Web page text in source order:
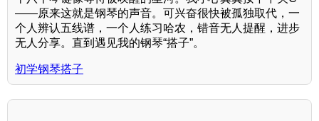
——原来这就是钢琴的声音。可兴奋很快被孤独取代，一
个人辨认五线谱，一个人练习哈农，错音无人提醒，进步
无人分享。直到遇见我的钢琴“搭子”。
初学钢琴搭子